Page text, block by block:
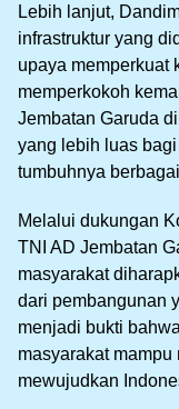
Lebih lanjut,
infrastruktur yang
upaya memperkuat
memperkokoh
Jembatan Garuda
yang lebih luas
tumbuhnya
Melalui dukungan
TNI AD Jembatan
masyarakat
dari pembangunan
menjadi bukti
masyarakat
mewujudkan